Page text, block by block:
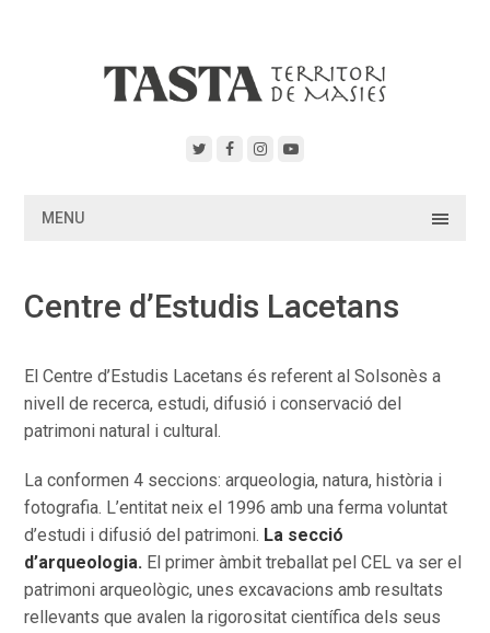
MENU
Centre d’Estudis Lacetans
El Centre d’Estudis Lacetans és referent al Solsonès a
nivell de recerca, estudi, difusió i conservació del
patrimoni natural i cultural.
La conformen 4 seccions: arqueologia, natura, història i
fotografia. L’entitat neix el 1996 amb una ferma voluntat
d’estudi i difusió del patrimoni. La secció
d’arqueologia. El primer àmbit treballat pel CEL va ser el
patrimoni arqueològic, unes excavacions amb resultats
rellevants que avalen la rigorositat científica dels seus